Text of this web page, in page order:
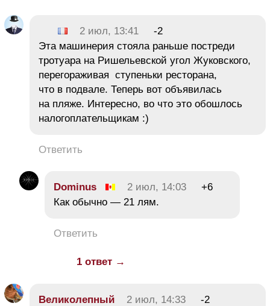
2 июл, 13:41
-2
Эта машинерия стояла раньше постреди
тротуара на Ришельевской угол Жуковского,
перегораживая ступеньки ресторана,
что в подвале. Теперь вот объявилась
на пляже. Интересно, во что это обошлось
налогоплательщикам :)
Ответить
Dominus 2 июл, 14:03
+6
Как обычно — 21 лям.
Ответить
1 ответ →
Великолепный 2 июл, 14:33
-2